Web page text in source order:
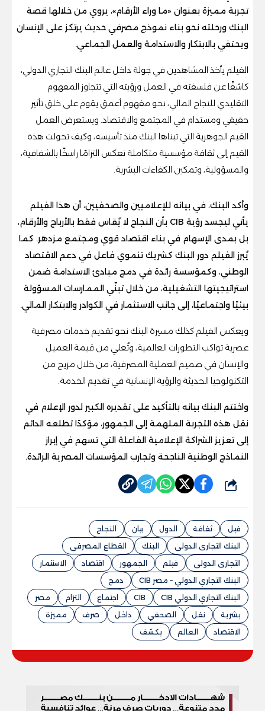
تجربة مميزة بعنوان «ما وراء الأرقام»، يروي من خلالها قصة
البنك ورحلته نحو بناء نموذج مصرفي حديث يرتكز على الإنسان
ويحتفي بالابتكار والاستدامة والعمل الجماعي.
الفيلم يأخذ المشاهدين في جولة داخل عالم البنك التجاري الدولي،
كاشفًا عن فلسفته في العمل ورؤيته التي تتجاوز المفهوم
التقليدي للنجاح المالي، نحو مفهوم أعمق يقوم على خلق تأثير
حقيقي ومستدام في المجتمع والاقتصاد. ويستعرض العمل
القيم الجوهرية التي تبناها البنك منذ تأسيسه، وكيف تحولت هذه
القيم إلى ثقافة مؤسسية متكاملة تعكس التزامًا راسخًا بالشفافية،
والمسؤولية، وتمكين الكفاءات البشرية.
وأكد البنك، في بيانه للإعلاميين والصحفيين، أن هذا الفيلم
يأتي ليجسد رؤية CIB بأن النجاح لا يُقاس فقط بالأرباح والأرقام،
بل بمدى الإسهام في بناء اقتصاد قوي ومجتمع مزدهر. كما
يُبرز الفيلم دور البنك كشريك تنموي فاعل في دعم الاقتصاد
الوطني، وكمؤسسة رائدة في دمج مبادئ الاستدامة ضمن
استراتيجيتها التشغيلية، من خلال تبنّي الممارسات المسؤولة
بيئيًا واجتماعيًا، إلى جانب الاستثمار في الكوادر والابتكار المالي.
ويعكس الفيلم كذلك مسيرة البنك نحو تقديم خدمات مصرفية
عصرية تواكب التطورات العالمية، وتُعلي من قيمة العميل
والإنسان في صميم العملية المصرفية، من خلال مزيج من
التكنولوجيا الحديثة والرؤية الإنسانية في تقديم الخدمة.
واختتم البنك بيانه بالتأكيد على تقديره الكبير لدور الإعلام في
نقل هذه التجربة الملهمة إلى الجمهور، مؤكدًا تطلعه الدائم
إلى تعزيز الشراكة الإعلامية الفاعلة التي تسهم في إبراز
النماذج الوطنية الناجحة وتجارب المؤسسات المصرية الرائدة.
شارك
فيل ثقافة الدول بيان
النجاح
البنك التجارى الدولى
البنك
القطاع المصرفى
التجارى الدولى
فيلم الجمهور اقتصاد
الاستثمار
البنك التجاري الدولي – مصر CIB
دمج
البنك التجاري الدولي CIB
CIB اجتماع التزام
مصر
بشرية
نقل الصحفي داخل صرف
مميزة
الاقتصاد
العالم يكشف